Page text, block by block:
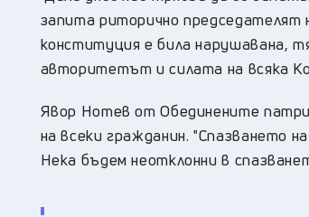
запита риторично председателят
конституция е била нарушавана,
авторитетът и силата на всяка
Явор Нотев от Обединените
на всеки гражданин. "Спазването
Нека бъдем неотклонни в